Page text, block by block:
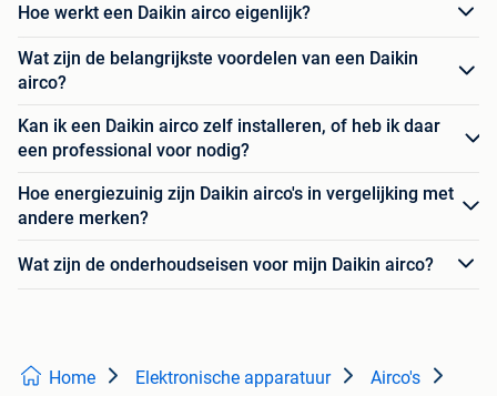
Hoe werkt een Daikin airco eigenlijk?
Wat zijn de belangrijkste voordelen van een Daikin
airco?
Kan ik een Daikin airco zelf installeren, of heb ik daar
een professional voor nodig?
Hoe energiezuinig zijn Daikin airco's in vergelijking met
andere merken?
Wat zijn de onderhoudseisen voor mijn Daikin airco?
Home Elektronische apparatuur Airco's